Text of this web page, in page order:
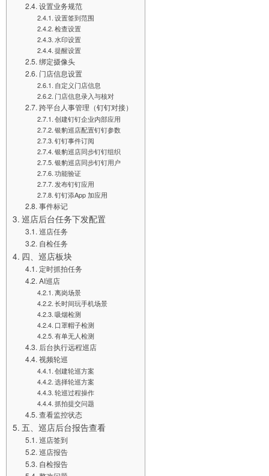
设置业务规范
设置签到范围
检查设置
水印设置
提醒设置
绑定摄像头
门店信息设置
自定义门店信息
门店信息录入与核对
跨平台人事管理（钉钉对接）
创建钉钉企业内部应用
银豹巡店配置钉钉参数
钉钉事件订阅
银豹巡店同步钉钉组织
银豹巡店同步钉钉用户
功能验证
发布钉钉应用
钉钉添App 加应用
事件标记
巡店后台任务下发配置
巡店任务
自检任务
四、巡店板块
定时抓拍任务
AI巡店
离岗场景
长时间玩手机场景
吸烟检测
口罩帽子检测
有单无人检测
后台执行远程巡店
视频轮巡
创建轮巡方案
选择轮巡方案
轮巡过程操作
抓拍提交问题
查看监控状态
五、巡店后台报告查看
巡店签到
巡店报告
自检报告